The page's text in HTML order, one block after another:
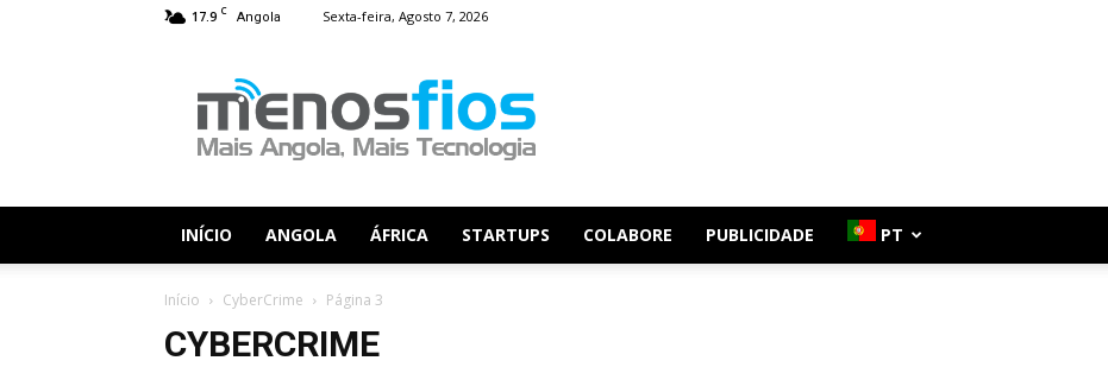
17.9 C Angola Sexta-feira, Agosto 7, 2026
Fios
INÍCIO ANGOLA ÁFRICA STARTUPS COLABORE PUBLICIDADE PT
Início CyberCrime Página 3
CYBERCRIME